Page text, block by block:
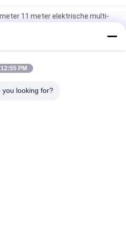
11 meter elektrische multi-
Truck Warehouse 3 Way Stacker
in een smal magazijn
mast dikker krachtig
12:55 PM
you looking for?